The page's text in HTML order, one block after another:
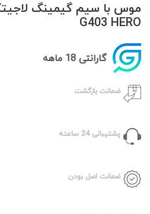
G403 HERO
گارانتی 18 ماهه
ضمانت بازگشت
پشتیبانی 24 ساعته
ضمانت اصل بودن